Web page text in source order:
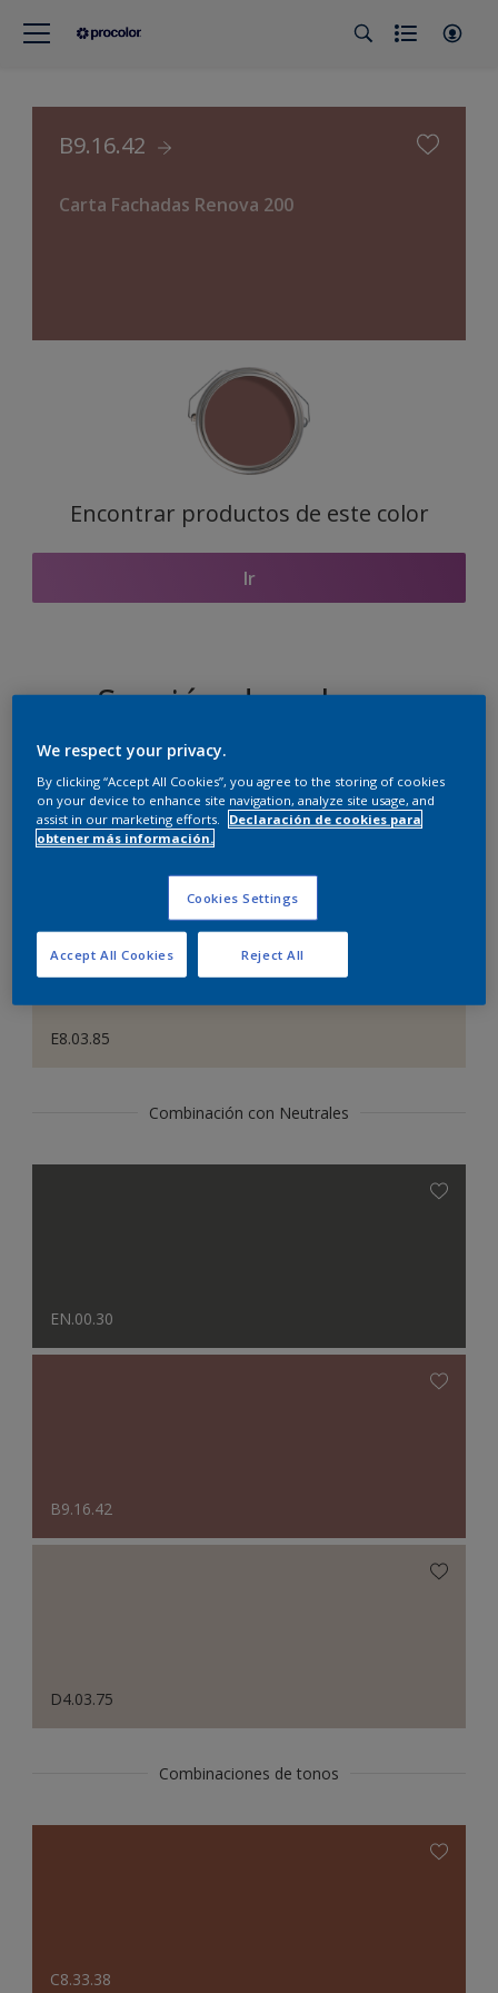
B9.16.42
Carta Fachadas Renova 200
Encontrar productos de este color
Ir
Sección de colores
coordinados
El blanco perfecto
E8.03.85
Combinación con Neutrales
EN.00.30
B9.16.42
D4.03.75
Combinaciones de tonos
C8.33.38
We respect your privacy.
By clicking “Accept All Cookies”, you agree to the storing of cookies
on your device to enhance site navigation, analyze site usage, and
assist in our marketing efforts.
Declaración de cookies para
obtener más información.
Cookies Settings
Reject All
Accept All Cookies